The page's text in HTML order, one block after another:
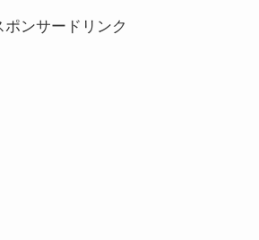
Tsum）では毎月新ツムが...
ポンサードリンク